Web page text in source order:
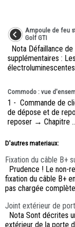
Ampoule de feu
Golf GTI
Nota Défaillance
supplémentaires :
Commodo : vue
1 - Commande de
de dépose et de
reposer → Chapitre
D'autres materiaux:
Fixation du câble B+
Prudence ! Le non-
fixation du câble B+
pas chargée
Joint extérieur de
Nota Sont décrites
extérieur de la porte